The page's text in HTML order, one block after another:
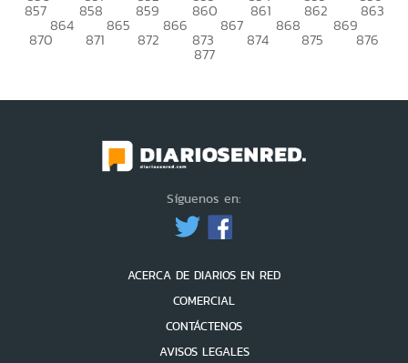
857 858 859 860 861 862 863
864 865 866 867 868 869
870 871 872 873 874 875 876
877
Síguenos en:
ACERCA DE DIARIOS EN RED
COMERCIAL
CONTÁCTENOS
AVISOS LEGALES